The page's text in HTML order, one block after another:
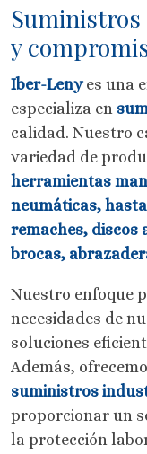
y
Iber-Lenyes una
especializa en
calidad. Nuestro
variedad de
herramientas
neumáticas,
remaches, discos
brocas,
Nuestro enfoque
necesidades de
soluciones
Además,
suministros
proporcionar un
la protección